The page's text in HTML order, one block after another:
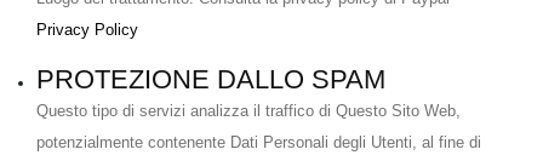
Privacy Policy
PROTEZIONE DALLO SPAM
Questo tipo di servizi analizza il traffico di Questo Sito Web,
potenzialmente contenente Dati Personali degli Utenti, al fine di